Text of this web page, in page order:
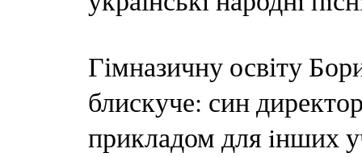
Гімназичну освіту
блискуче: син
прикладом для iнших